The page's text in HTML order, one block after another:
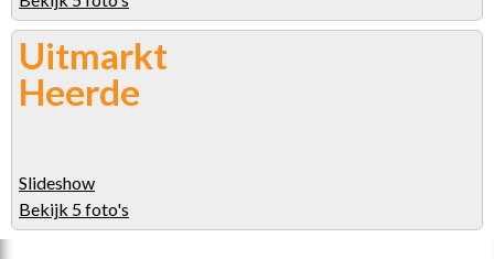
Uitmarkt
Heerde
Slideshow
Bekijk 5 foto's